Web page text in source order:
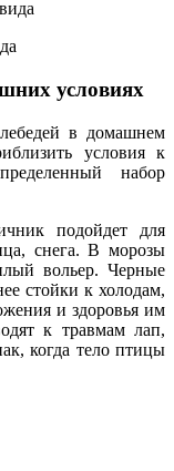
условиях
в домашнем
условия к
набор
подойдет для
снега. В морозы
вольер. Черные
стойки к холодам,
и здоровья им
к травмам лап,
когда тело птицы